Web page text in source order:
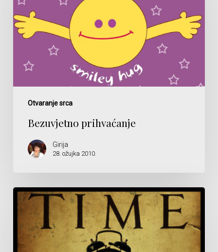
Otvaranje srca
Bezuvjetno prihvaćanje
Girija
28. ožujka 2010.
Lažna
osobnost